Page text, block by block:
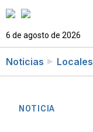
6 de agosto de 2026
Noticias Locales
NOTICIA